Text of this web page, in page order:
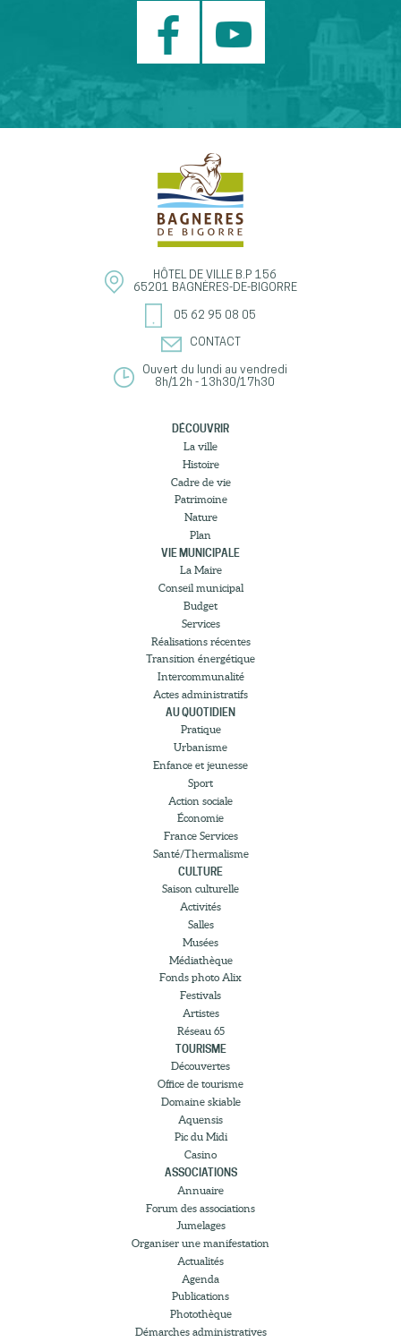
HÔTEL DE VILLE B.P 156
65201 BAGNÈRES-DE-BIGORRE
05 62 95 08 05
CONTACT
Ouvert du lundi au vendredi
8h/12h - 13h30/17h30
DÉCOUVRIR
La ville
Histoire
Cadre de vie
Patrimoine
Nature
Plan
VIE MUNICIPALE
La Maire
Conseil municipal
Budget
Services
Réalisations récentes
Transition énergétique
Intercommunalité
Actes administratifs
AU QUOTIDIEN
Pratique
Urbanisme
Enfance et jeunesse
Sport
Action sociale
Économie
France Services
Santé/Thermalisme
CULTURE
Saison culturelle
Activités
Salles
Musées
Médiathèque
Fonds photo Alix
Festivals
Artistes
Réseau 65
TOURISME
Découvertes
Office de tourisme
Domaine skiable
Aquensis
Pic du Midi
Casino
ASSOCIATIONS
Annuaire
Forum des associations
Jumelages
Organiser une manifestation
Actualités
Agenda
Publications
Photothèque
Démarches administratives